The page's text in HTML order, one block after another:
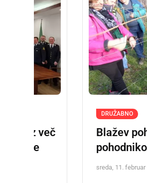
z več
gasilce
DRUŽABNO
Blažev
sreda, 11.